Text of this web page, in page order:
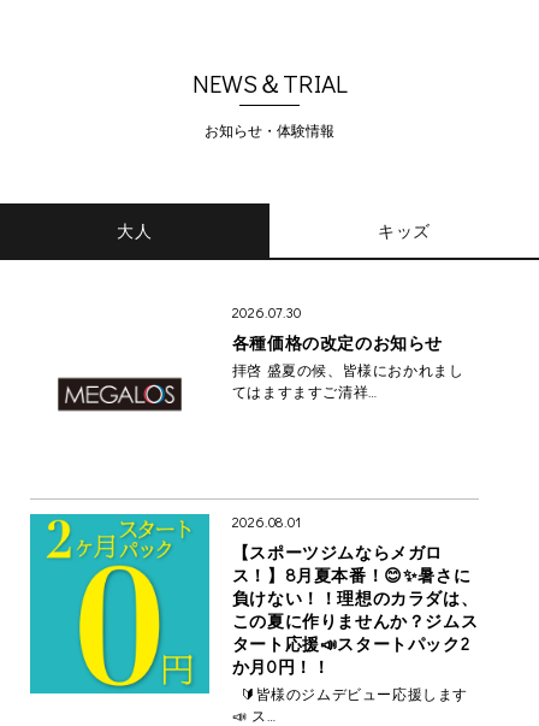
NEWS＆TRIAL
お知らせ・体験情報
大人
2026.07.30
各種価格の改定のお知らせ
拝啓 盛夏の候、皆様におかれまし
てはますますご清祥…
2026.08.01
【スポーツジムならメガロ
ス！】8月夏本番！😊✨暑さに
負けない！！理想のカラダは、
この夏に作りませんか？ジムス
タート応援📣スタートパック2
か月0円！！
🔰皆様のジムデビュー応援します
📣 ス…
キッズ